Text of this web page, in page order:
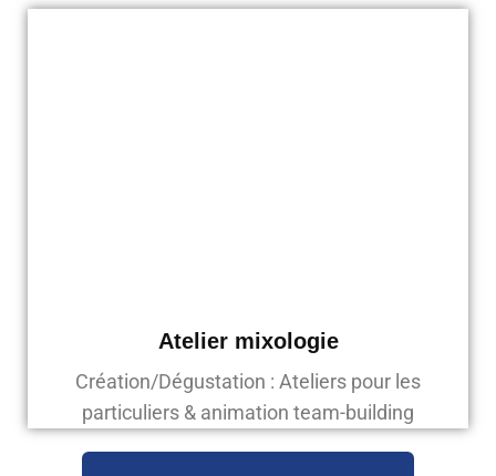
Atelier mixologie
Création/Dégustation : Ateliers pour les
particuliers & animation team-building